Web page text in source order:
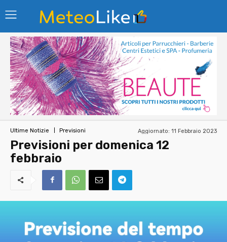
Ultime Notizie Previsioni Aggiornato: 11 Febbraio 2023
Previsioni per domenica 12
febbraio